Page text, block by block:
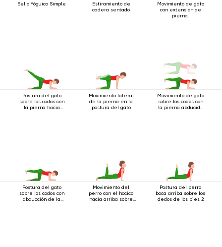
Sello Yóguico Simple
Estiramiento de
cadera sentado
Movimiento de gato
con extensión de
pierna.
Postura del gato
sobre los codos con
la pierna hacia
Movimiento lateral
de la pierna en la
postura del gato
Movimiento de gato
sobre los codos con
la pierna abducida
Postura del gato
sobre los codos con
abducción de la
Movimiento del
perro con el hocico
hacia arriba sobre
Postura del perro
boca arriba sobre los
dedos de los pies 2